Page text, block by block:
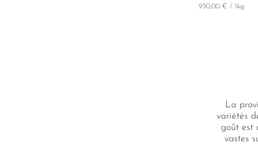
930,00 € / 1kg
La
variétés
goût est
vastes